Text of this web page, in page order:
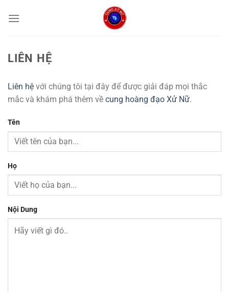
đến
LIÊN HỆ
Liên hệ với chúng tôi tại đây để được giải đáp mọi thắc
mắc và khám phá thêm về cung hoàng đạo Xử Nữ.
Tên
Họ
Nội Dung